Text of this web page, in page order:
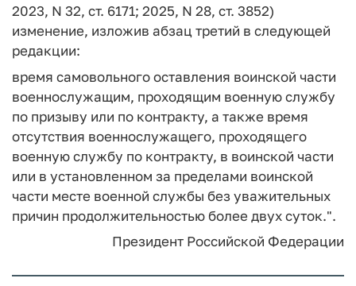
2023, N 32, ст. 6171; 2025, N 28, ст. 3852)
изменение, изложив абзац третий в следующей
редакции:
время самовольного оставления воинской части
военнослужащим, проходящим военную службу
по призыву или по контракту, а также время
отсутствия военнослужащего, проходящего
военную службу по контракту, в воинской части
или в установленном за пределами воинской
части месте военной службы без уважительных
причин продолжительностью более двух суток.".
Президент Российской Федерации